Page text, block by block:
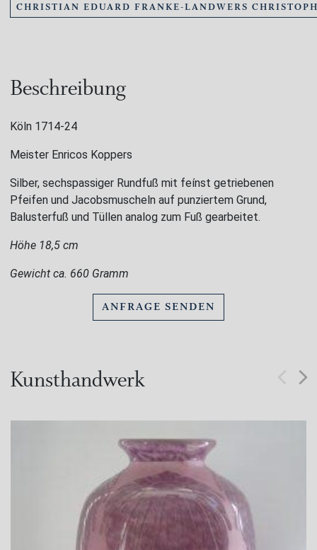
CHRISTIAN EDUARD FRANKE-LANDWERS
Beschreibung
Köln 1714-24
Meister Enricos Koppers
Silber, sechspassiger Rundfuß mit feínst getriebenen
Pfeifen und Jacobsmuscheln auf punziertem Grund,
Balusterfuß und Tüllen analog zum Fuß gearbeitet.
Höhe 18,5 cm
Gewicht ca. 660 Gramm
ANFRAGE SENDEN
Kunsthandwerk